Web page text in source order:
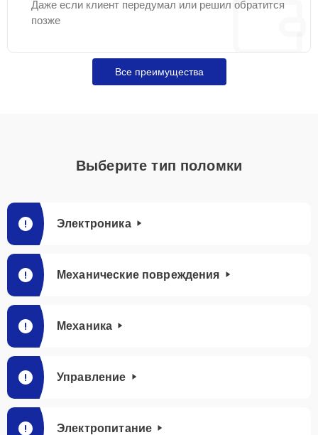
Даже если клиент передумал или решил обратится
позже
Все преимущества
Выберите тип поломки
Электроника
Механические повреждения
Механика
Управление
Электропитание